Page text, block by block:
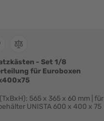
- Set 1/8
für Euroboxen
565 x 365 x 60 mm | für
UNISTA 600 x 400 x 75